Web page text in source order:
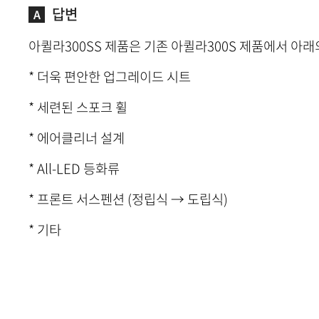
답변
아퀼라300SS 제품은 기존 아퀼라300S 제품에서 아
* 더욱 편안한 업그레이드 시트
* 세련된 스포크 휠
* 에어클리너 설계
* All-LED 등화류
* 프론트 서스펜션 (정립식 → 도립식)
* 기타